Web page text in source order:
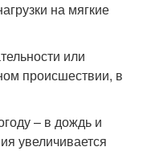
на мягкие
или
происшествии, в
– в дождь и
увеличивается